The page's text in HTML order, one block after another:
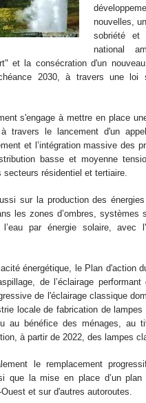
nouvelles,
sobriété et
national
et la consécration d'un
2030, à travers une loi
s'engage à mettre en place
travers le lancement d'un
et l’intégration massive des
basse et moyenne
secteurs résidentiel et tertiaire.
sur la production des
les zones d’ombres,
par énergie solaire, avec
énergétique, le Plan d'action
de l’éclairage
de l'éclairage classique
locale de fabrication de
au bénéfice des ménages, au
à partir de 2022, des lampes
le remplacement
que la mise en place d’un plan
et sur d'autres autoroutes.